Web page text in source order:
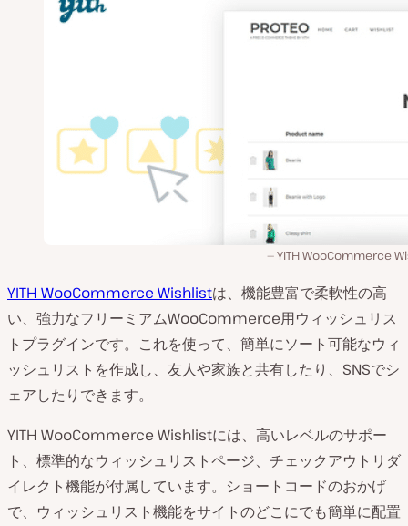
YITH WooCommerce
YITH WooCommerce Wishlistは、機能豊富で柔軟性の高
い、強力なフリーミアムWooCommerce用ウィッシュリス
トプラグインです。これを使って、簡単にソート可能なウィ
ッシュリストを作成し、友人や家族と共有したり、SNSでシ
ェアしたりできます。
YITH WooCommerce Wishlistには、高いレベルのサポー
ト、標準的なウィッシュリストページ、チェックアウトリダ
イレクト機能が付属しています。ショートコードのおかげ
で、ウィッシュリスト機能をサイトのどこにでも簡単に配置